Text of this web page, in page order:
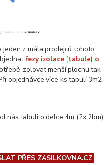
Kaiflex nebo Armaflex
jeden z mála prodejců tohoto
řezy izolace (tabule) o
izolovat menší plochu tak
objednávce více ks tabulí 3m2
nás tabuli o délce 4m (2x 2bm)
PŘES ZASILKOVNA.CZ